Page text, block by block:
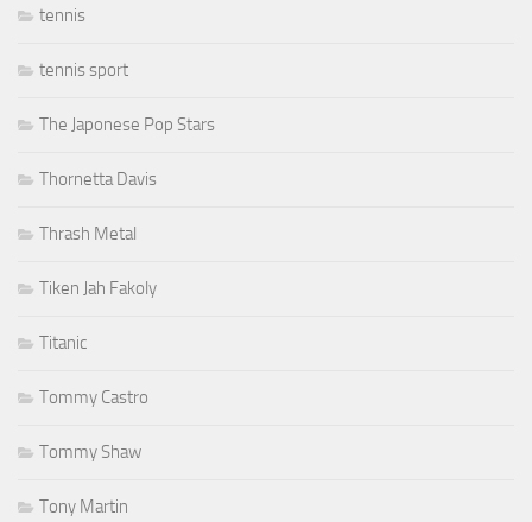
tennis
tennis sport
The Japonese Pop Stars
Thornetta Davis
Thrash Metal
Tiken Jah Fakoly
Titanic
Tommy Castro
Tommy Shaw
Tony Martin